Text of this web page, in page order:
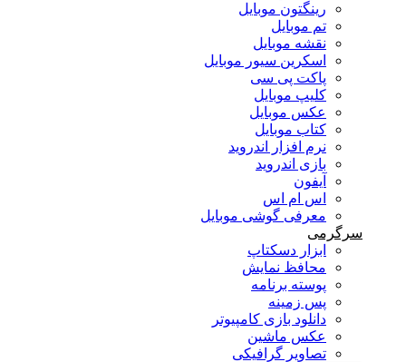
رینگتون موبایل
تم موبایل
نقشه موبایل
اسکرین سیور موبایل
پاکت پی سی
کلیپ موبایل
عکس موبایل
کتاب موبایل
نرم افزار اندروید
بازی اندروید
آیفون
اس ام اس
معرفی گوشی موبایل
سرگرمی
ابزار دسکتاپ
محافظ نمایش
پوسته برنامه
پس زمینه
دانلود بازی کامپیوتر
عکس ماشین
تصاویر گرافیکی